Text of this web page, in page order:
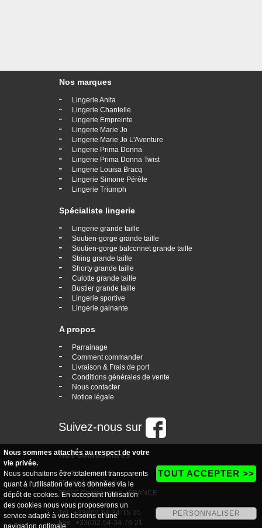
Nos marques
- Lingerie Anita
- Lingerie Chantelle
- Lingerie Empreinte
- Lingerie Marie Jo
- Lingerie Marie Jo L'Aventure
- Lingerie Prima Donna
- Lingerie Prima Donna Twist
- Lingerie Louisa Bracq
- Lingerie Simone Pérèle
- Lingerie Triumph
Spécialiste lingerie
- Lingerie grande taille
- Soutien-gorge grande taille
- Soutien-gorge balconnet grande taille
- String grande taille
- Shorty grande taille
- Culotte grande taille
- Bustier grande taille
- Lingerie sportive
- Lingerie gainante
A propos
- Parrainage
- Comment commander
- Livraison & Frais de port
- Conditions générales de vente
- Nous contacter
- Notice légale
Suivez-nous sur
Nos coordonnées
boutique Vogaine
35, rue Ledru Rollin
36000 Chateauroux - FRANCE
Tél : +33(0)2-54-34-15-25
Fax : +33(0)2-54-34-76-21
Nous sommes attachés au respect de votre
vie privée.
Nous souhaitons être totalement transparents
quant à l'utilisation de vos données via le
dépôt de cookies. En acceptant l'utilisation
des cookies nous vous proposerons un
service adapté à vos besoins et une
navigation optimale.
TOUT ACCEPTER >>
PERSONNALISER